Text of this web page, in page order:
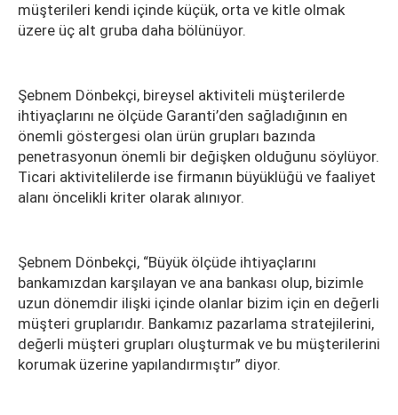
müşterileri kendi içinde küçük, orta ve kitle olmak
üzere üç alt gruba daha bölünüyor.
Şebnem Dönbekçi, bireysel aktiviteli müşterilerde
ihtiyaçlarını ne ölçüde Garanti’den sağladığının en
önemli göstergesi olan ürün grupları bazında
penetrasyonun önemli bir değişken olduğunu söylüyor.
Ticari aktivitelilerde ise firmanın büyüklüğü ve faaliyet
alanı öncelikli kriter olarak alınıyor.
Şebnem Dönbekçi, “Büyük ölçüde ihtiyaçlarını
bankamızdan karşılayan ve ana bankası olup, bizimle
uzun dönemdir ilişki içinde olanlar bizim için en değerli
müşteri gruplarıdır. Bankamız pazarlama stratejilerini,
değerli müşteri grupları oluşturmak ve bu müşterilerini
korumak üzerine yapılandırmıştır” diyor.